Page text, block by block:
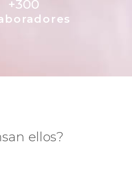
+300
ellos?